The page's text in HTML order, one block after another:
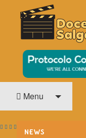
DOCES OU SALGADAS?
O Cinema? Uma Paixão!!
Menu
NEWS